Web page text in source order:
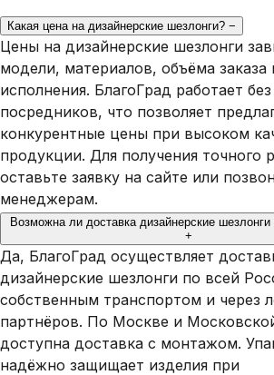
Какая цена на дизайнерские шезлонги? −
Цены на дизайнерские шезлонги
модели, материалов, объёма
исполнения. БлагоГрад работает без
посредников, что позволяет
конкурентные цены при высоком
продукции. Для получения точного
оставьте заявку на сайте или
менеджерам.
Возможна ли доставка дизайнерские шезлонги
+
Да, БлагоГрад осуществляет
дизайнерские шезлонги по всей
собственным транспортом и через
партнёров. По Москве и
доступна доставка с монтажом.
надёжно защищает изделия при